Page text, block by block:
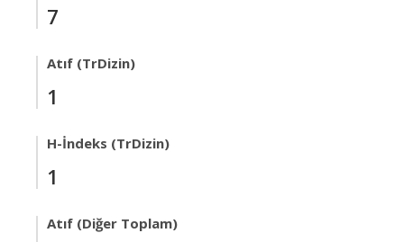
7
Atıf (TrDizin)
1
H-İndeks (TrDizin)
1
Atıf (Diğer Toplam)